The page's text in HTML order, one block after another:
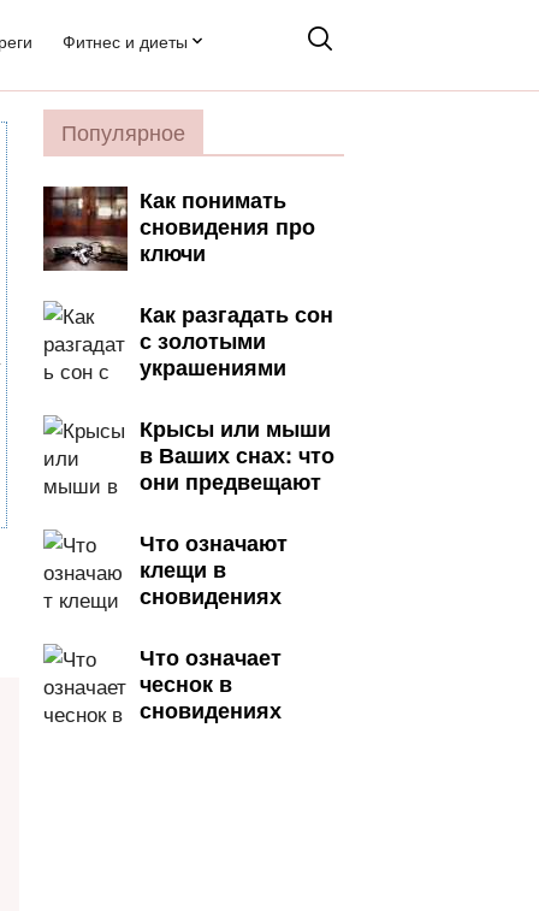
Фитнес и диеты
Популярное
Как понимать
сновидения про
ключи
Как разгадать сон
с золотыми
украшениями
Крысы или мыши
в Ваших снах: что
они предвещают
Что означают
клещи в
сновидениях
Что означает
чеснок в
сновидениях